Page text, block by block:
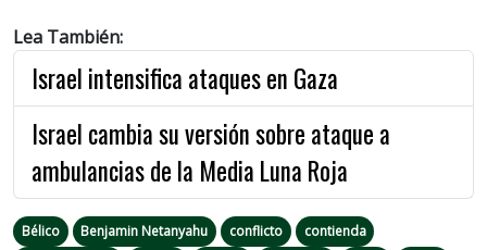
Lea También:
Israel intensifica ataques en Gaza
Israel cambia su versión sobre ataque a
ambulancias de la Media Luna Roja
Bélico Benjamin Netanyahu conflicto
contienda